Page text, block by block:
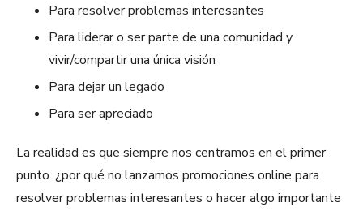
Para resolver problemas interesantes
Para liderar o ser parte de una comunidad y
vivir/compartir una única visión
Para dejar un legado
Para ser apreciado
La realidad es que siempre nos centramos en el primer
punto. ¿por qué no lanzamos promociones online para
resolver problemas interesantes o hacer algo importante